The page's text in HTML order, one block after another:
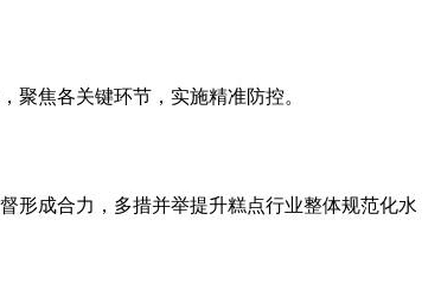
焦各关键环节，实施精准防控。
成合力，多措并举提升糕点行业整体规范化水